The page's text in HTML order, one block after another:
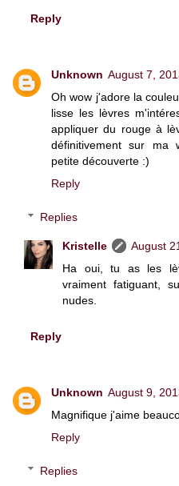
Reply
Unknown August 7,
Oh wow j'adore la
lisse les lèvres
appliquer du rouge à
définitivement sur ma
petite découverte :)
Reply
Replies
Kristelle
August
Ha oui, tu as les
vraiment fatiguant,
nudes.
Reply
Unknown August 9,
Magnifique j'aime
Reply
Replies